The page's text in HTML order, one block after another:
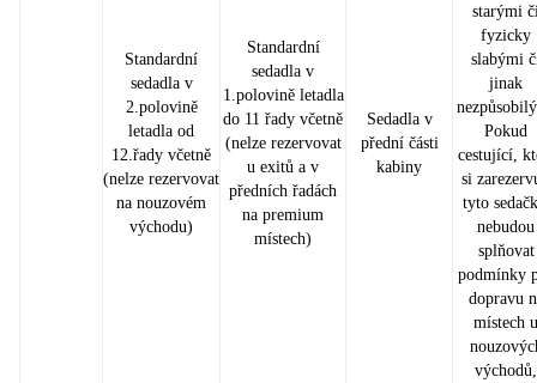
Standardní
sedadla v
2.polovině
letadla od
12.řady včetně
(nelze rezervovat
na nouzovém
východu)
Standardní
sedadla v
1.polovině letadla
do 11 řady včetně
(nelze rezervovat
u exitů a v
předních řadách
na premium
místech)
Sedadla v
přední části
kabiny
starými
fyzicky
slabými
jinak
Pokud
cestující,
si
tyto
nebudou
splňovat
podmínky
dopravu
místech u
východů,